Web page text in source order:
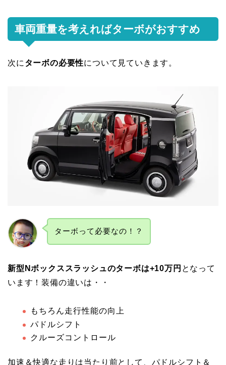
車両重量を考えればターボがおすすめ
次にターボの必要性について見ていきます。
ターボって必要なの！？
新型Nボックススラッシュのターボは+10万円 となって
います！装備の違いは・・
もちろん走行性能の向上
パドルシフト
クルーズコントロール
加速＆快適な走りは当たり前として、パドルシフト＆